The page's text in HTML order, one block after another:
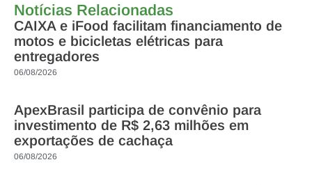
Notícias Relacionadas
CAIXA e iFood facilitam financiamento de
motos e bicicletas elétricas para
entregadores
06/08/2026
ApexBrasil participa de convênio para
investimento de R$ 2,63 milhões em
exportações de cachaça
06/08/2026